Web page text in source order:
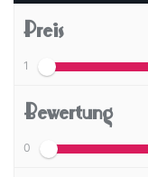
Preis
1
Bewertung
0